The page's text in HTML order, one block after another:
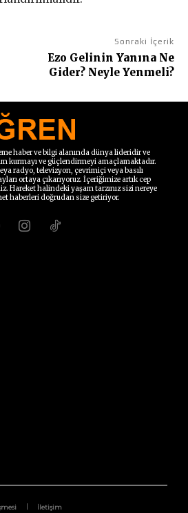
Sonraki İçerik
Ezo Gelinin Yanına Ne
Gider? Neyle Yenmeli?
haber ve bilgi alanında dünya lideridir ve
kurmayı ve güçlendirmeyi amaçlamaktadır.
radyo, televizyon, çevrimiçi veya basılı
ortaya çıkarıyoruz. İçeriğimize artık cep
Hareket halindeki yaşam tarzınız sizi nereye
haberleri doğrudan size getiriyor.
İletişim